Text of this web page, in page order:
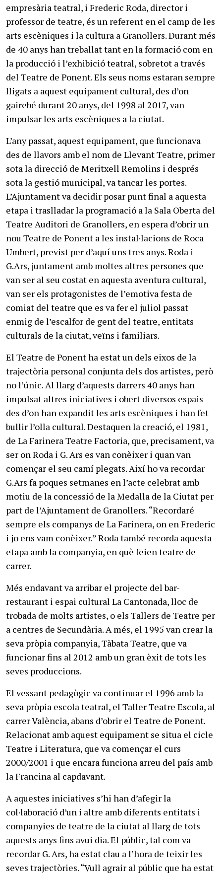
empresària teatral, i Frederic Roda, director i
professor de teatre, és un referent en el camp de les
arts escèniques i la cultura a Granollers. Durant més
de 40 anys han treballat tant en la formació com en
la producció i l’exhibició teatral, sobretot a través
del Teatre de Ponent. Els seus noms estaran sempre
lligats a aquest equipament cultural, des d’on
gairebé durant 20 anys, del 1998 al 2017, van
impulsar les arts escèniques a la ciutat.
L’any passat, aquest equipament, que funcionava
des de llavors amb el nom de Llevant Teatre, primer
sota la direcció de Meritxell Remolins i després
sota la gestió municipal, va tancar les portes.
L’Ajuntament va decidir posar punt final a aquesta
etapa i traslladar la programació a la Sala Oberta del
Teatre Auditori de Granollers, en espera d’obrir un
nou Teatre de Ponent a les instal·lacions de Roca
Umbert, previst per d’aquí uns tres anys. Roda i
G.Ars, juntament amb moltes altres persones que
van ser al seu costat en aquesta aventura cultural,
van ser els protagonistes de l’emotiva festa de
comiat del teatre que es va fer el juliol passat
enmig de l’escalfor de gent del teatre, entitats
culturals de la ciutat, veïns i familiars.
El Teatre de Ponent ha estat un dels eixos de la
trajectòria personal conjunta dels dos artistes, però
no l’únic. Al llarg d’aquests darrers 40 anys han
impulsat altres iniciatives i obert diversos espais
des d’on han expandit les arts escèniques i han fet
bullir l’olla cultural. Destaquen la creació, el 1981,
de La Farinera Teatre Factoria, que, precisament, va
ser on Roda i G. Ars es van conèixer i quan van
començar el seu camí plegats. Així ho va recordar
G.Ars fa poques setmanes en l’acte celebrat amb
motiu de la concessió de la Medalla de la Ciutat per
part de l’Ajuntament de Granollers. “Recordaré
sempre els companys de La Farinera, on en Frederic
i jo ens vam conèixer.” Roda també recorda aquesta
etapa amb la companyia, en què feien teatre de
carrer.
Més endavant va arribar el projecte del bar-
restaurant i espai cultural La Cantonada, lloc de
trobada de molts artistes, o els Tallers de Teatre per
a centres de Secundària. A més, el 1995 van crear la
seva pròpia companyia, Tàbata Teatre, que va
funcionar fins al 2012 amb un gran èxit de tots les
seves produccions.
El vessant pedagògic va continuar el 1996 amb la
seva pròpia escola teatral, el Taller Teatre Escola, al
carrer València, abans d’obrir el Teatre de Ponent.
Relacionat amb aquest equipament se situa el cicle
Teatre i Literatura, que va començar el curs
2000/2001 i que encara funciona arreu del país amb
la Francina al capdavant.
A aquestes iniciatives s’hi han d’afegir la
col·laboració d’un i altre amb diferents entitats i
companyies de teatre de la ciutat al llarg de tots
aquests anys fins avui dia. El públic, tal com va
recordar G. Ars, ha estat clau a l’hora de teixir les
seves trajectòries. “Vull agrair al públic que ha estat